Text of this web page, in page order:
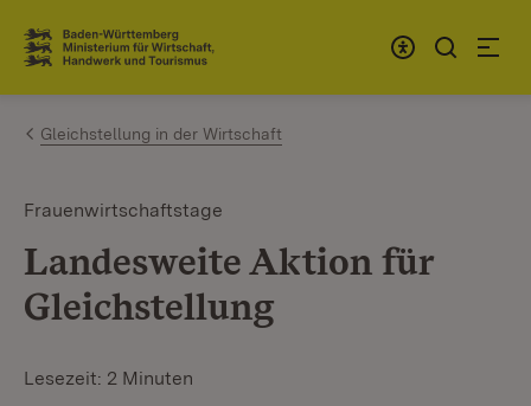
Zum Inhalt springen
Link zur Startseite
Gleichstellung in der Wirtschaft
Frauenwirtschaftstage
Landesweite Aktion für
Gleichstellung
Lesezeit: 2 Minuten